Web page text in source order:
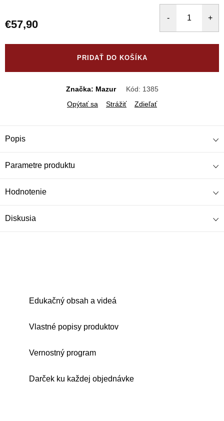
€57,90
PRIDAŤ DO KOŠÍKA
Značka: Mazur Kód: 1385
Opýtať sa
Strážiť Zdieľať
Popis
Parametre produktu
Hodnotenie
Diskusia
Edukačný obsah a videá
Vlastné popisy produktov
Vernostný program
Darček ku každej objednávke